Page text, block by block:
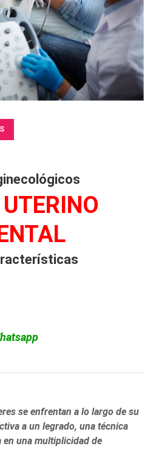
se enfrentan a lo largo de su
a un legrado, una técnica
en una multiplicidad de